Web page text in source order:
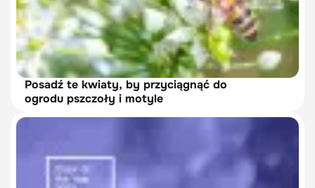
Posadź te kwiaty, by przyciągnąć do
ogrodu pszczoły i motyle